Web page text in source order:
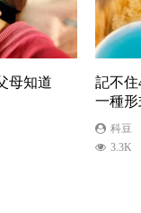
母知道
記不
一種
科豆
3.3K